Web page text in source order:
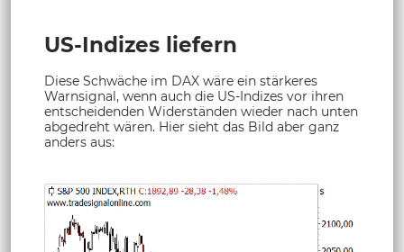
US-Indizes liefern
Diese Schwäche im DAX wäre ein stärkeres
Warnsignal, wenn auch die US-Indizes vor ihren
entscheidenden Widerständen wieder nach unten
abgedreht wären. Hier sieht das Bild aber ganz
anders aus: